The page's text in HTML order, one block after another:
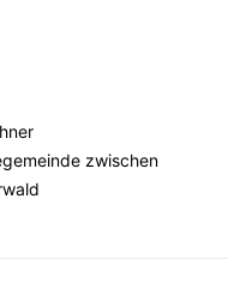
zwischen